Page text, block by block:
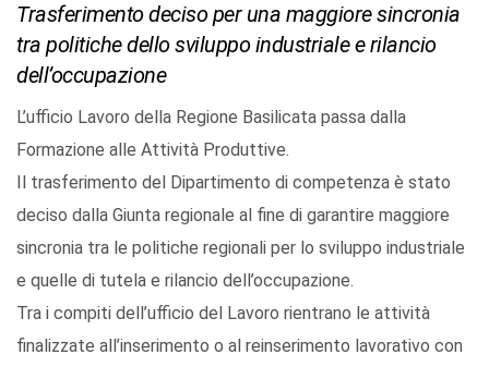
Trasferimento deciso per una maggiore sincronia
tra politiche dello sviluppo industriale e rilancio
dell’occupazione
L’ufficio Lavoro della Regione Basilicata passa dalla
Formazione alle Attività Produttive.
Il trasferimento del Dipartimento di competenza è stato
deciso dalla Giunta regionale al fine di garantire maggiore
sincronia tra le politiche regionali per lo sviluppo industriale
e quelle di tutela e rilancio dell’occupazione.
Tra i compiti dell’ufficio del Lavoro rientrano le attività
finalizzate all’inserimento o al reinserimento lavorativo con